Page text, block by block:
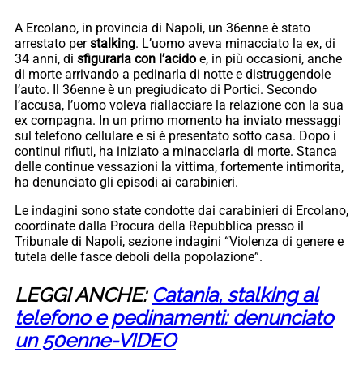
A Ercolano, in provincia di Napoli, un 36enne è stato
arrestato perstalking. L’uomo aveva minacciato la ex, di
34 anni, di sfigurarla con l’acido e, in più occasioni, anche
di morte arrivando a pedinarla di notte e distruggendole
l’auto. Il 36enne è un pregiudicato di Portici. Secondo
l’accusa, l’uomo voleva riallacciare la relazione con la sua
ex compagna. In un primo momento ha inviato messaggi
sul telefono cellulare e si è presentato sotto casa. Dopo i
continui rifiuti, ha iniziato a minacciarla di morte. Stanca
delle continue vessazioni la vittima, fortemente intimorita,
ha denunciato gli episodi ai carabinieri.
Le indagini sono state condotte dai carabinieri di Ercolano,
coordinate dalla Procura della Repubblica presso il
Tribunale di Napoli, sezione indagini “Violenza di genere e
tutela delle fasce deboli della popolazione”.
LEGGI ANCHE: Catania, stalking al
telefono e pedinamenti: denunciato
un 50enne-VIDEO